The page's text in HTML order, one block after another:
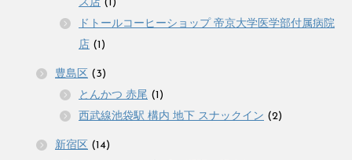
ス店 (1)
ドトールコーヒーショップ 帝京大学医学部付属病院
店 (1)
豊島区 (3)
とんかつ 赤尾 (1)
西武線池袋駅 構内 地下 スナックイン (2)
新宿区 (14)